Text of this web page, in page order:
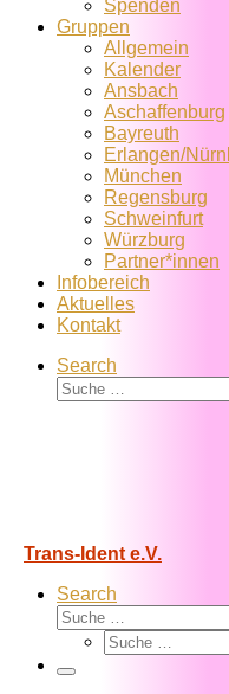
Spenden
Gruppen
Allgemein
Kalender
Ansbach
Aschaffenburg
Bayreuth
Erlangen/
München
Regensburg
Schweinfurt
Würzburg
Partner*innen
Infobereich
Aktuelles
Kontakt
Search
Suche
Trans-Ident e.V.
Search
Suche
Suche
Menü